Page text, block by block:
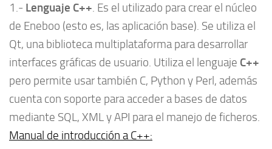
1.- Lenguaje C++. Es el utilizado para crear el núcleo
de Eneboo (esto es, las aplicación base). Se utiliza el
Qt, una biblioteca multiplataforma para desarrollar
interfaces gráficas de usuario. Utiliza el lenguaje C++
pero permite usar también C, Python y Perl, además
cuenta con soporte para acceder a bases de datos
mediante SQL, XML y API para el manejo de ficheros.
Manual de introducción a C++: